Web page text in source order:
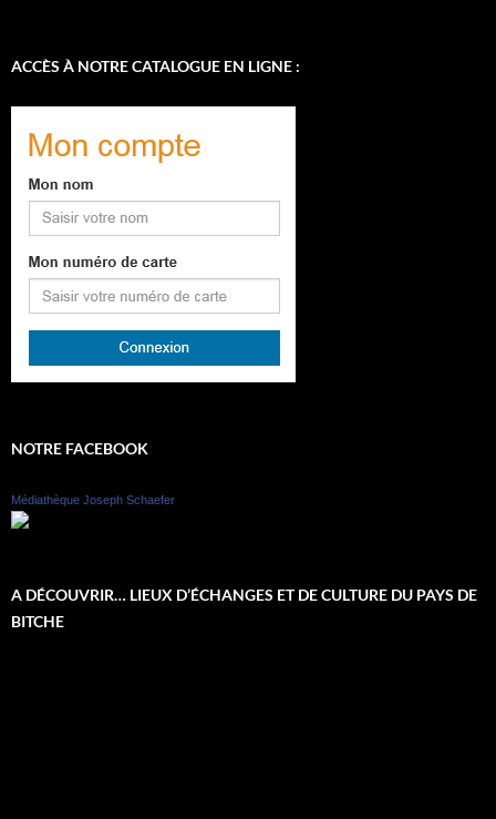
ACCÈS À NOTRE CATALOGUE EN LIGNE :
NOTRE FACEBOOK
Médiathèque Joseph Schaefer
A DÉCOUVRIR… LIEUX D’ÉCHANGES ET DE CULTURE DU PAYS DE
BITCHE